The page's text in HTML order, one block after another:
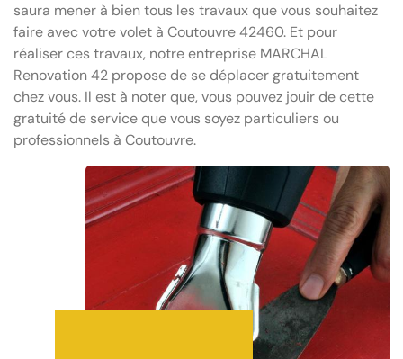
saura mener à bien tous les travaux que vous souhaitez
faire avec votre volet à Coutouvre 42460. Et pour
réaliser ces travaux, notre entreprise MARCHAL
Renovation 42 propose de se déplacer gratuitement
chez vous. Il est à noter que, vous pouvez jouir de cette
gratuité de service que vous soyez particuliers ou
professionnels à Coutouvre.